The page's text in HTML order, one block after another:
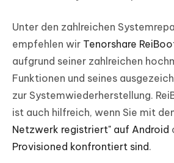
Unter den zahlreichen
empfehlen wir Tenorshare
aufgrund seiner zahlreichen
Funktionen und seines
zur Systemwiederherstellung.
ist auch hilfreich, wenn Sie mit
Netzwerk registriert" auf Android
Provisioned konfrontiert sind.